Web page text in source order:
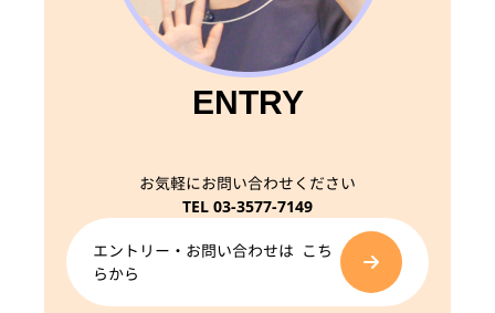
ENTRY
お気軽にお問い合わせください
TEL 03-3577-7149
エントリー・お問い合わせは こち
らから